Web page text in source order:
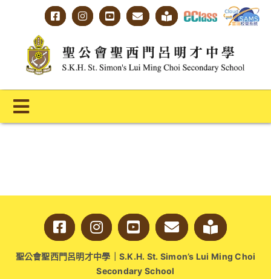
content
Toggle
明才人成長階梯
教師專業社群
聖公會聖西門呂明才中學｜S.K.H. St. Simon’s Lui Ming Choi
Secondary School